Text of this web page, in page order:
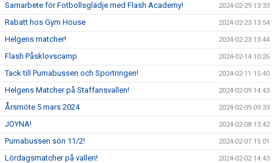
Samarbete för Fotbollsglädje med Flash Academy! 2024-02-29 13:33
Rabatt hos Gym House 2024-02-23 13:54
Helgens matcher! 2024-02-23 13:44
Flash Påsklovscamp 2024-02-14 10:26
Tack till Pumabussen och Sportringen! 2024-02-11 15:40
Helgens Matcher på Staffansvallen! 2024-02-09 14:43
Årsmöte 5 mars 2024 2024-02-09 09:33
JOYNA! 2024-02-08 13:42
Pumabussen sön 11/2! 2024-02-07 15:01
Lördagsmatcher på vallen! 2024-02-02 14:43